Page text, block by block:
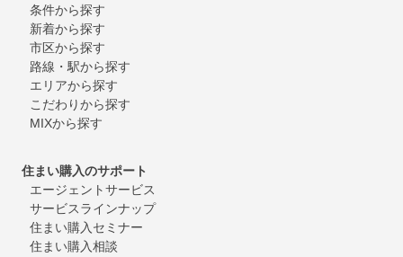
条件から探す
新着から探す
市区から探す
路線・駅から探す
エリアから探す
こだわりから探す
MIXから探す
住まい購入のサポート
エージェントサービス
サービスラインナップ
住まい購入セミナー
住まい購入相談